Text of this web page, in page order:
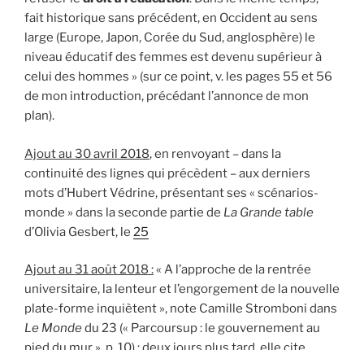
fait historique sans précédent, en Occident au sens
large (Europe, Japon, Corée du Sud, anglosphère) le
niveau ­éducatif des femmes est devenu supérieur à
celui des hommes » (sur ce point, v. les pages 55 et 56
de mon introduction, précédant l’annonce de mon
plan).
Ajout au 30 avril 2018, en renvoyant – dans la
continuité des lignes qui précèdent – aux derniers
mots d’Hubert Védrine, présentant ses « scénarios-
monde » dans la seconde partie de La Grande table
d’Olivia Gesbert, le 25
Ajout au 31 août 2018 :« A l’approche de la rentrée
universitaire, la lenteur et l’engorgement de la nouvelle
plate-forme inquiètent », note Camille Stromboni dans
Le Mondedu 23 (« Parcoursup : le gouvernement au